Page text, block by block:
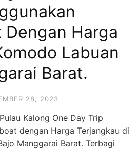
Harga
Labuan
Barat.
28, 2023
Kalong One Day Trip
dengan Harga Terjangkau di
Manggarai Barat. Terbagi